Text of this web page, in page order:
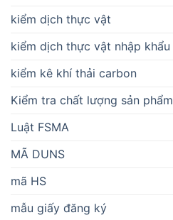
kiểm dịch thực vật
kiểm dịch thực vật nhập khẩu
kiểm kê khí thải carbon
Kiểm tra chất lượng sản phẩm
Luật FSMA
MÃ DUNS
mã HS
mẫu giấy đăng ký